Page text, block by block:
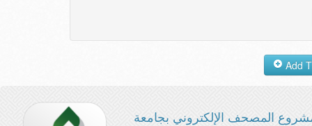
المصحف الإلكتروني بجامعة